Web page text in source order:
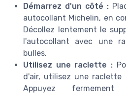
Démarrez d'un côté :
autocollant Michelin, en
Décollez lentement le
l'autocollant avec une
bulles.
Utilisez une raclette :
d'air, utilisez une raclette
Appuyez fermement